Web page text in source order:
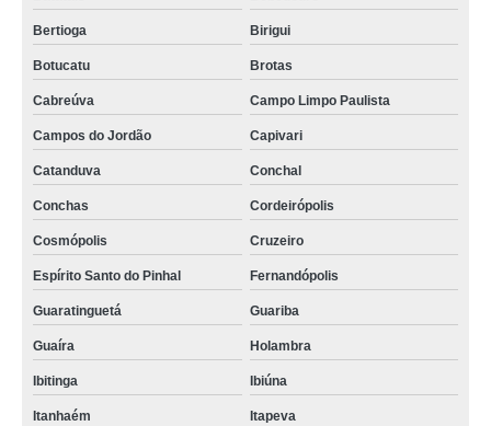
Bertioga Birigui
Botucatu Brotas
Cabreúva Campo Limpo Paulista
Campos do Jordão Capivari
Catanduva Conchal
Conchas Cordeirópolis
Cosmópolis Cruzeiro
Espírito Santo do Pinhal Fernandópolis
Guaratinguetá Guariba
Guaíra Holambra
Ibitinga Ibiúna
Itanhaém Itapeva